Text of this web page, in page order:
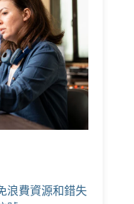
浪費資源和錯失